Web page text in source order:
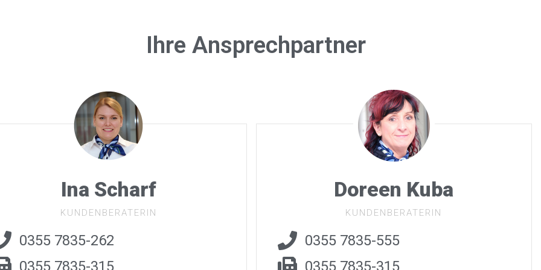
Ihre Ansprechpartner
Ina Scharf
KUNDENBERATERIN
0355 7835-262
0355 7835-315
Doreen Kuba
KUNDENBERATERIN
0355 7835-555
0355 7835-315